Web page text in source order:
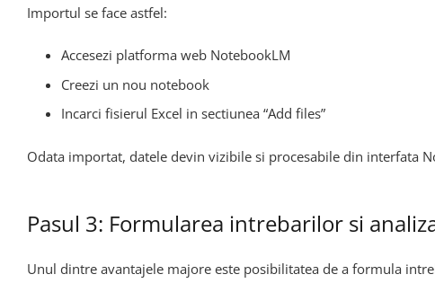
Importul se face astfel:
Accesezi platforma web NotebookLM
Creezi un nou notebook
Incarci fisierul Excel in sectiunea “Add files”
Odata importat, datele devin vizibile si procesabile din interfata
Pasul 3: Formularea intrebarilor si
Unul dintre avantajele majore este posibilitatea de a formula